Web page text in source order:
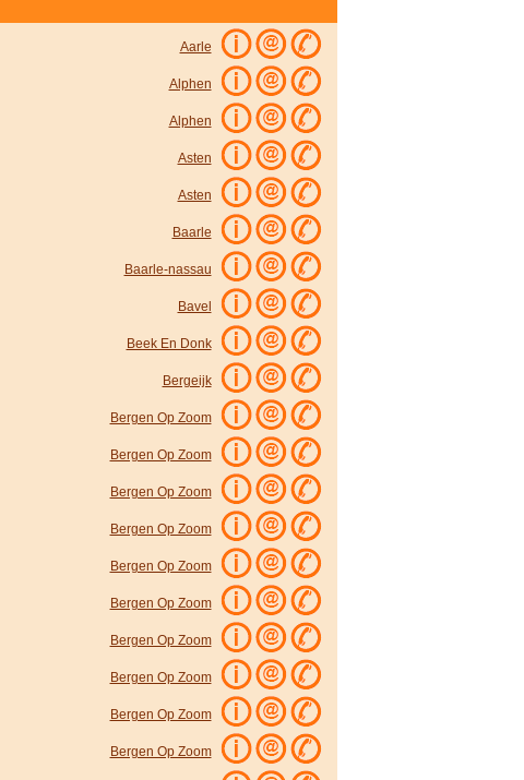
Aarle
Alphen
Alphen
Asten
Asten
Baarle
Baarle-nassau
Bavel
Beek En Donk
Bergeijk
Bergen Op Zoom
Bergen Op Zoom
Bergen Op Zoom
Bergen Op Zoom
Bergen Op Zoom
Bergen Op Zoom
Bergen Op Zoom
Bergen Op Zoom
Bergen Op Zoom
Bergen Op Zoom